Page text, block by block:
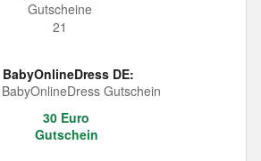
BabyOnlineDress DE:
Gutschein
30 Euro
Gutschein